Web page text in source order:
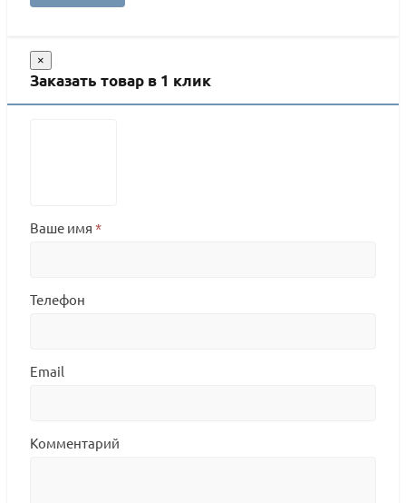
×
Заказать товар в 1 клик
Ваше имя *
Телефон
Email
Комментарий